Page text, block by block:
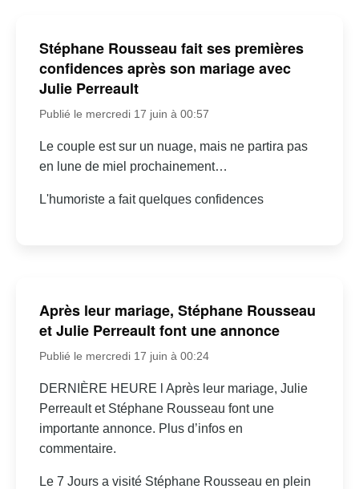
Stéphane Rousseau fait ses premières
confidences après son mariage avec
Julie Perreault
Publié le mercredi 17 juin à 00:57
Le couple est sur un nuage, mais ne partira pas
en lune de miel prochainement…
L'humoriste a fait quelques confidences
Après leur mariage, Stéphane Rousseau
et Julie Perreault font une annonce
Publié le mercredi 17 juin à 00:24
DERNIÈRE HEURE l Après leur mariage, Julie
Perreault et Stéphane Rousseau font une
importante annonce. Plus d’infos en
commentaire.
Le 7 Jours a visité Stéphane Rousseau en plein